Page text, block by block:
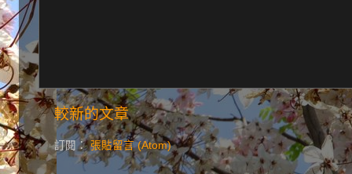
較新的文章
訂閱：張貼留言 (Atom)